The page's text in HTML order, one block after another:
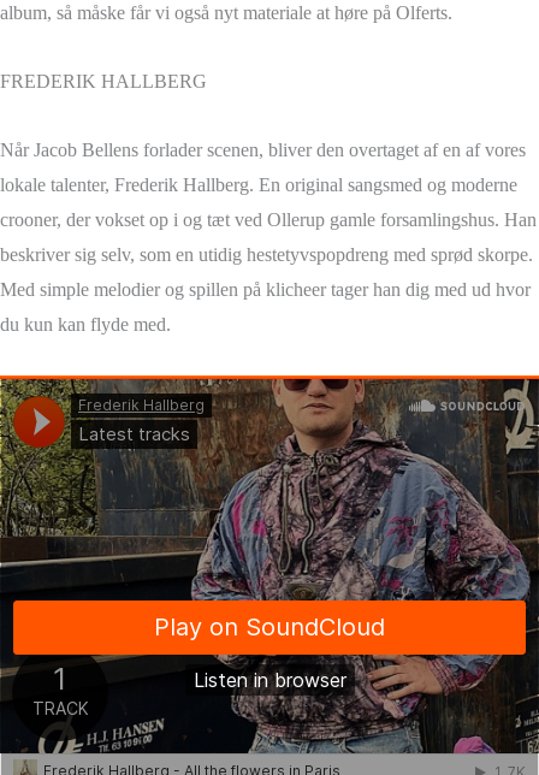
album, så måske får vi også nyt materiale at høre på Olferts.
FREDERIK HALLBERG
Når Jacob Bellens forlader scenen, bliver den overtaget af en af vores
lokale talenter, Frederik Hallberg. En original sangsmed og moderne
crooner, der vokset op i og tæt ved Ollerup gamle forsamlingshus. Han
beskriver sig selv, som en utidig hestetyvspopdreng med sprød skorpe.
Med simple melodier og spillen på klicheer tager han dig med ud hvor
du kun kan flyde med.